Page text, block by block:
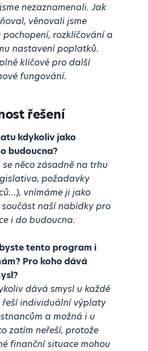
nezaznamenali. Jak
věnovali jsme
pochopení, rozklíčování a
nastavení poplatků.
klíčové pro další
fungování.
řešení
kdykoliv jako
budoucna?
něco zásadně na trhu
požadavky
vnímáme ji jako
naší nabídky pro
i do budoucna.
tento program i
Pro koho dává
dává smysl u každé
řeší individuální výplaty
a možná i u
zatím neřeší, protože
finanční situace mohou